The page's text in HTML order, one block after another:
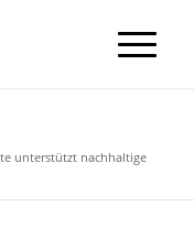
unterstützt nachhaltige